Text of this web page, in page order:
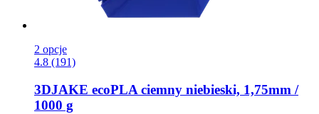
2 opcje
4.8 (191)
3DJAKE ecoPLA ciemny niebieski, 1,75mm /
1000 g